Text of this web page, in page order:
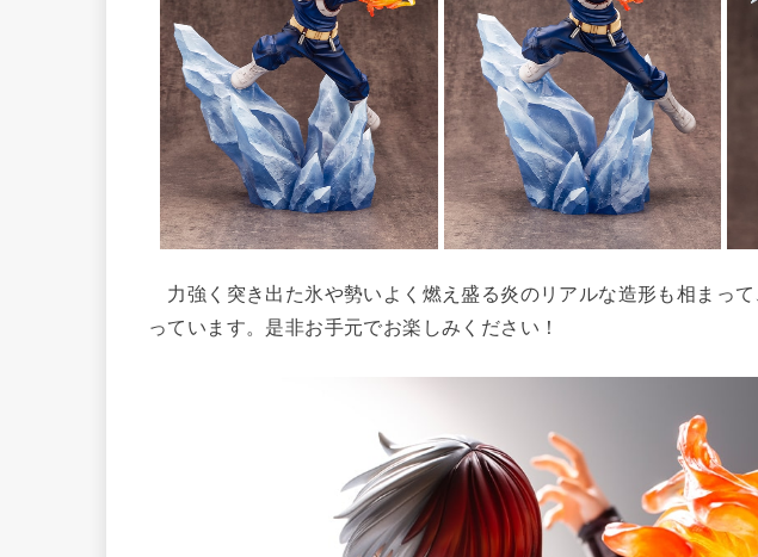
力強く突き出た氷や勢いよく燃え盛る炎のリアルな造形も相まっ
っています。是非お手元でお楽しみください！